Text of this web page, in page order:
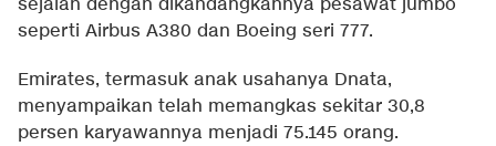
seperti Airbus A380 dan Boeing seri 777.
Emirates, termasuk anak usahanya Dnata,
menyampaikan telah memangkas sekitar 30,8
persen karyawannya menjadi 75.145 orang.